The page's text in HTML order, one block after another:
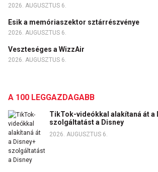
2026. AUGUSZTUS 6.
Esik a memóriaszektor sztárrészvénye
2026. AUGUSZTUS 6.
Veszteséges a WizzAir
2026. AUGUSZTUS 6.
A 100 LEGGAZDAGABB
TikTok-videókkal alakítaná át a
szolgáltatást a Disney
2026. AUGUSZTUS 6.